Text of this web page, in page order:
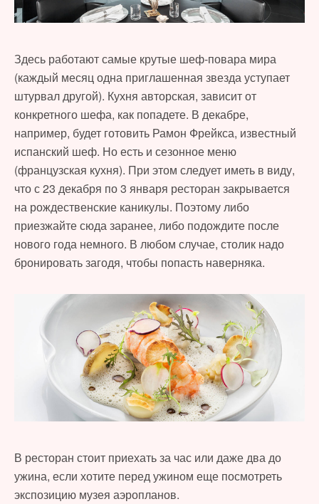
Здесь работают самые крутые шеф-повара мира
(каждый месяц одна приглашенная звезда уступает
штурвал другой). Кухня авторская, зависит от
конкретного шефа, как попадете. В декабре,
например, будет готовить Рамон Фрейкса, известный
испанский шеф. Но есть и сезонное меню
(французская кухня). При этом следует иметь в виду,
что с 23 декабря по 3 января ресторан закрывается
на рождественские каникулы. Поэтому либо
приезжайте сюда заранее, либо подождите после
нового года немного. В любом случае, столик надо
бронировать загодя, чтобы попасть наверняка.
В ресторан стоит приехать за час или даже два до
ужина, если хотите перед ужином еще посмотреть
экспозицию музея аэропланов.